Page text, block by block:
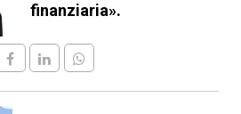
finanziaria».